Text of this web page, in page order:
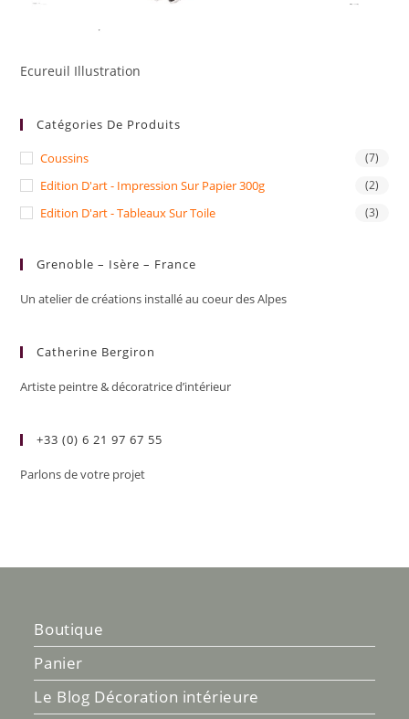
Ecureuil Illustration
Catégories De Produits
Coussins (7)
Edition D'art - Impression Sur Papier 300g (2)
Edition D'art - Tableaux Sur Toile (3)
Grenoble – Isère – France
Un atelier de créations installé au coeur des Alpes
Catherine Bergiron
Artiste peintre & décoratrice d’intérieur
+33 (0) 6 21 97 67 55
Parlons de votre projet
Boutique
Panier
Le Blog Décoration intérieure